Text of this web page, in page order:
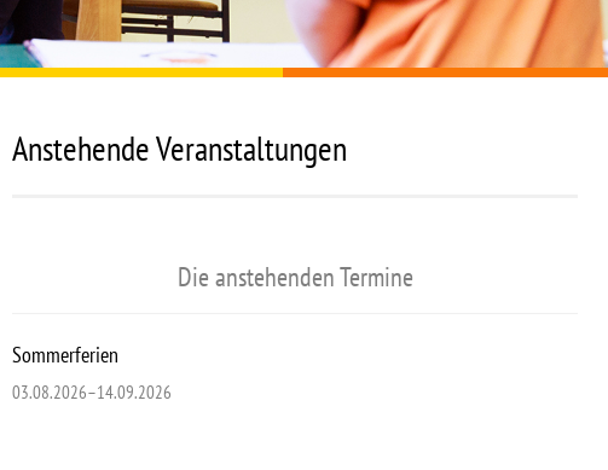
Anstehende Veranstaltungen
Die anstehenden Termine
Sommerferien
03.08.2026–14.09.2026